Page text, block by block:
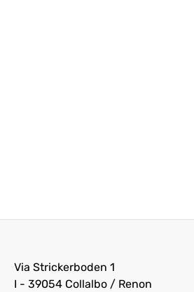
Via Strickerboden 1
I - 39054 Collalbo / Renon